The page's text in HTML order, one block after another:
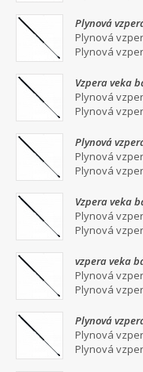
Plynová
Plynová
Plynová
Vzpera veka
Plynová
Plynová
Plynová
Plynová
Plynová
Vzpera veka
Plynová
Plynová
vzpera veka
Plynová
Plynová
Plynová
Plynová
Plynová